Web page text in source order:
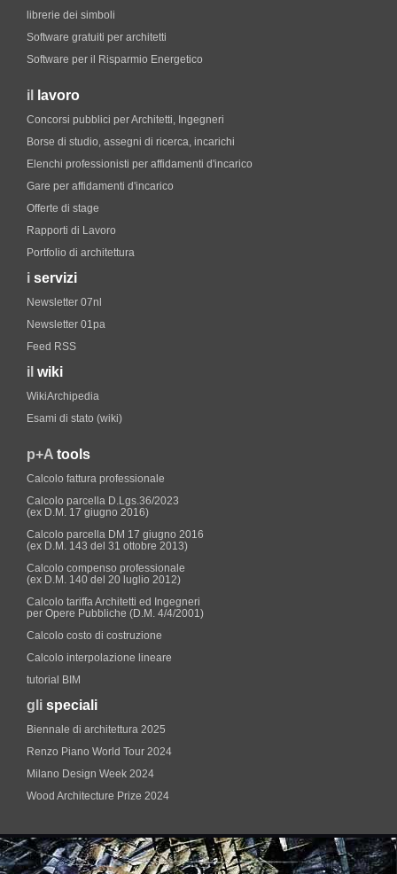
librerie dei simboli
Software gratuiti per architetti
Software per il Risparmio Energetico
il lavoro
Concorsi pubblici per Architetti, Ingegneri
Borse di studio, assegni di ricerca, incarichi
Elenchi professionisti per affidamenti d'incarico
Gare per affidamenti d'incarico
Offerte di stage
Rapporti di Lavoro
Portfolio di architettura
i servizi
Newsletter 07nl
Newsletter 01pa
Feed RSS
il wiki
WikiArchipedia
Esami di stato (wiki)
p+A tools
Calcolo fattura professionale
Calcolo parcella D.Lgs.36/2023
(ex D.M. 17 giugno 2016)
Calcolo parcella DM 17 giugno 2016
(ex D.M. 143 del 31 ottobre 2013)
Calcolo compenso professionale
(ex D.M. 140 del 20 luglio 2012)
Calcolo tariffa Architetti ed Ingegneri
per Opere Pubbliche (D.M. 4/4/2001)
Calcolo costo di costruzione
Calcolo interpolazione lineare
tutorial BIM
gli speciali
Biennale di architettura 2025
Renzo Piano World Tour 2024
Milano Design Week 2024
Wood Architecture Prize 2024